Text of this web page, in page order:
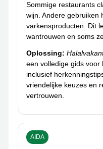
Sommige restaurants
wijn. Andere gebruiken
varkensproducten. Dit
wantrouwen en soms
Oplossing:
een volledige gids voor
inclusief
vriendelijke keuzes en
vertrouwen.
AIDA